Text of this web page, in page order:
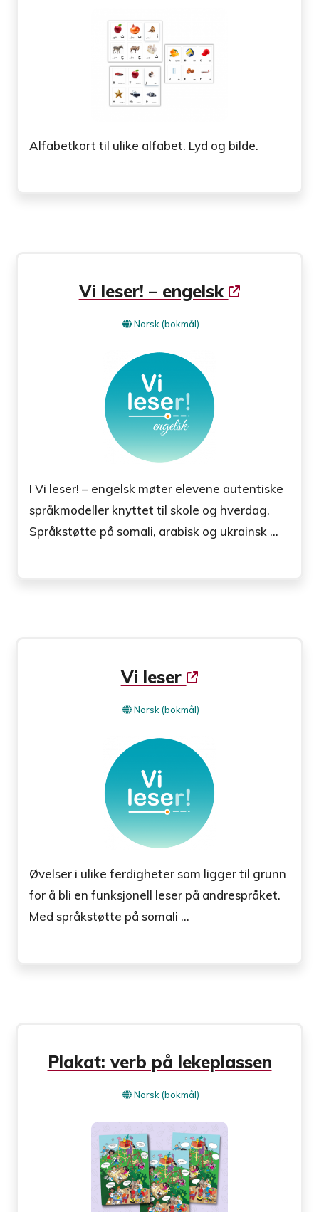
Alfabetkort til ulike alfabet. Lyd og bilde.
Vi leser! – engelsk
Norsk (bokmål)
I Vi leser! – engelsk møter elevene autentiske
språkmodeller knyttet til skole og hverdag.
Språkstøtte på somali, arabisk og ukrainsk ...
Vi leser
Norsk (bokmål)
Øvelser i ulike ferdigheter som ligger til grunn
for å bli en funksjonell leser på andrespråket.
Med språkstøtte på somali ...
Plakat: verb på lekeplassen
Norsk (bokmål)